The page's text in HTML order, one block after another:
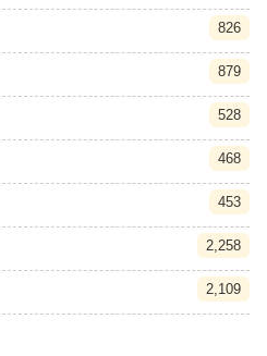
826
879
528
468
453
2,258
2,109